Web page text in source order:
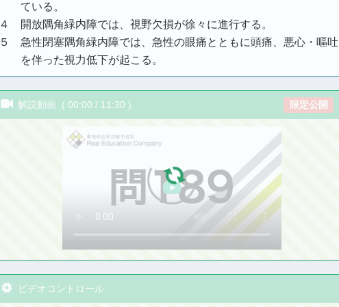
ている。
４ 開放隅角緑内障では、視野欠損が徐々に進行する。
５ 急性閉塞隅角緑内障では、急性の眼痛とともに頭痛、悪心・嘔吐
を伴った視力低下が起こる。
解説動画 (00:00 / 11:30 ) 限定公開
ビデオコントロール